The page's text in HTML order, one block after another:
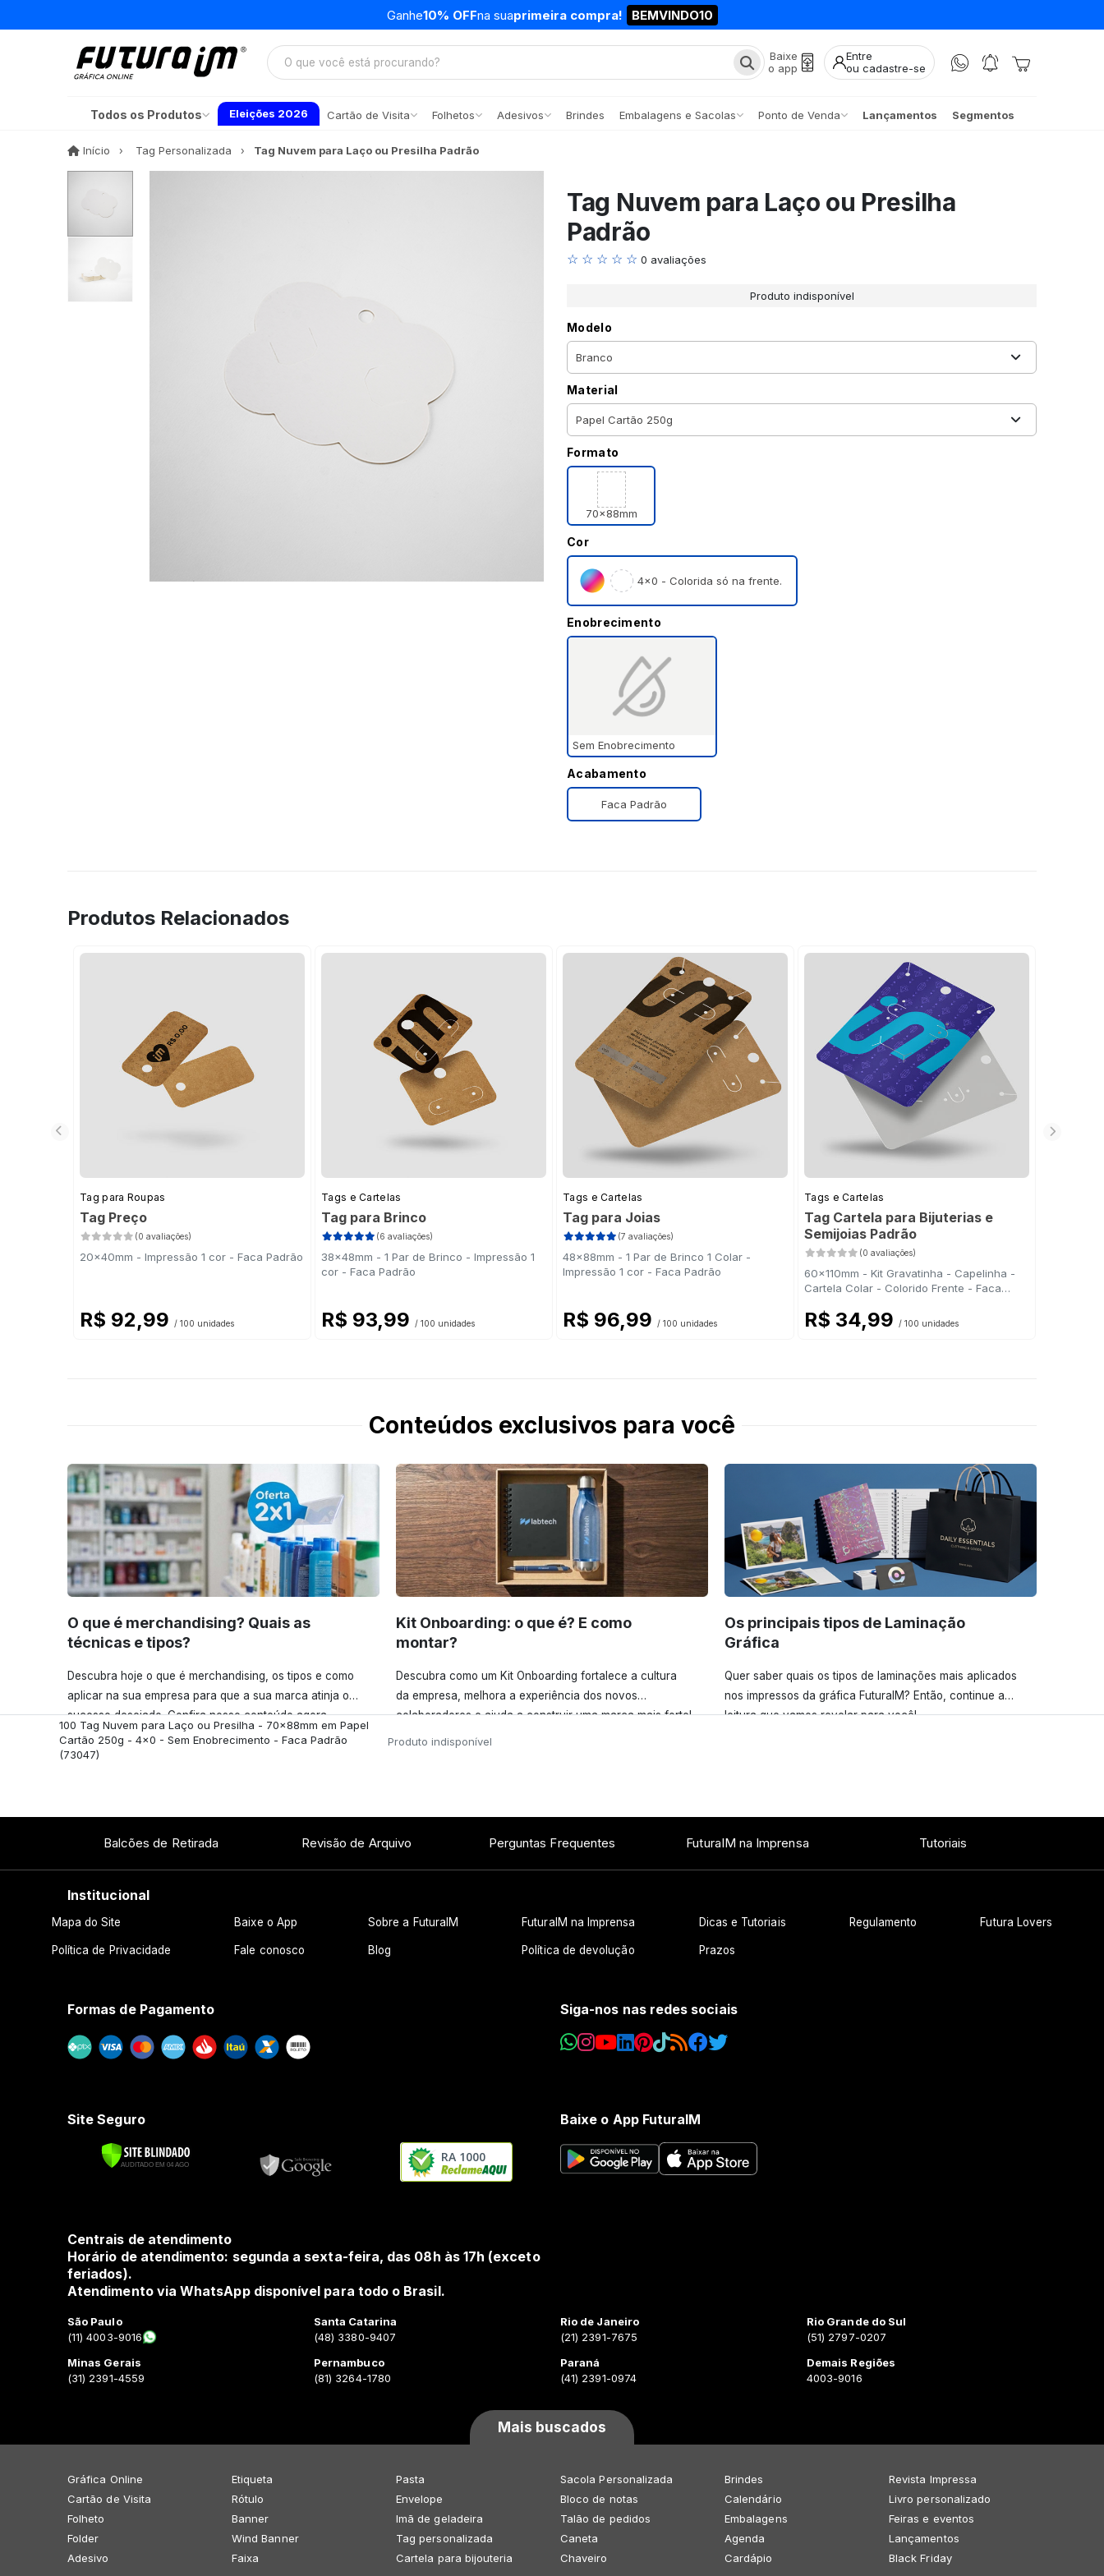
Ganhe10% OFFna suaprimeira compra! BEMVINDO10
Baixe
o app
Entre
ou cadastre-se
Todos os Produtos Eleições 2026 Cartão de Visita Folhetos Adesivos Brindes Embalagens e Sacolas Ponto de Venda Lançamentos Segmentos
Início Início Tag Personalizada Tag Nuvem para Laço ou Presilha Padrão
Tag Nuvem para Laço ou Presilha
Padrão
☆ ☆ ☆ ☆ ☆ 0 avaliações
Produto indisponível
Modelo
Material
Formato
70x88mm
Cor
4×0 - Colorida só na frente.
Enobrecimento
Sem Enobrecimento
Acabamento
Faca Padrão
Produtos Relacionados
Tag para Roupas
Tag Preço
(0 avaliações)
20x40mm - Impressão 1 cor - Faca Padrão
R$ 92,99 / 100 unidades
Tags e Cartelas
Tag para Brinco
(6 avaliações)
38x48mm - 1 Par de Brinco - Impressão 1
cor - Faca Padrão
R$ 93,99 / 100 unidades
Tags e Cartelas
Tag para Joias
(7 avaliações)
48x88mm - 1 Par de Brinco 1 Colar -
Impressão 1 cor - Faca Padrão
R$ 96,99 / 100 unidades
Tags e Cartelas
Tag Cartela para Bijuterias e
Semijoias Padrão
(0 avaliações)
60x110mm - Kit Gravatinha - Capelinha -
Cartela Colar - Colorido Frente - Faca
R$ 34,99 / 100 unidades
Conteúdos exclusivos para você
O que é merchandising? Quais as
técnicas e tipos?
Descubra hoje o que é merchandising, os tipos e como
aplicar na sua empresa para que a sua marca atinja o
sucesso desejado. Confira nosso conteúdo agora
mesmo!
Kit Onboarding: o que é? E como
montar?
Descubra como um Kit Onboarding fortalece a cultura
da empresa, melhora a experiência dos novos
colaboradores e ajuda a construir uma marca mais forte!
Confira!
Os principais tipos de Laminação
Gráfica
Quer saber quais os tipos de laminações mais aplicados
nos impressos da gráfica FuturaIM? Então, continue a
leitura que vamos revelar para você!
100 Tag Nuvem para Laço ou Presilha - 70x88mm em Papel
Cartão 250g - 4x0 - Sem Enobrecimento - Faca Padrão
(73047)
Produto indisponível
Balcões de Retirada Revisão de Arquivo Perguntas Frequentes FuturaIM na Imprensa Tutoriais
Institucional
Mapa do Site Baixe o App Sobre a FuturaIM FuturaIM na Imprensa Dicas e Tutoriais Regulamento Futura Lovers
Política de Privacidade Fale conosco Blog Política de devolução Prazos
Formas de Pagamento Siga-nos nas redes sociais
Site Seguro
RA 1000
Baixe o App FuturaIM
Centrais de atendimento
Horário de atendimento: segunda a sexta-feira, das 08h às 17h (exceto
feriados).
Atendimento via WhatsApp disponível para todo o Brasil.
São Paulo
(11) 4003-9016
Minas Gerais
(31) 2391-4559
Santa Catarina
(48) 3380-9407
Pernambuco
(81) 3264-1780
Rio de Janeiro
(21) 2391-7675
Paraná
(41) 2391-0974
Rio Grande do Sul
(51) 2797-0207
Demais Regiões
4003-9016
Mais buscados
Gráfica Online
Cartão de Visita
Folheto
Folder
Adesivo
Etiqueta
Rótulo
Banner
Wind Banner
Faixa
Pasta
Envelope
Imã de geladeira
Tag personalizada
Cartela para bijouteria
Sacola Personalizada
Bloco de notas
Talão de pedidos
Caneta
Chaveiro
Brindes
Calendário
Embalagens
Agenda
Cardápio
Revista Impressa
Livro personalizado
Feiras e eventos
Lançamentos
Black Friday